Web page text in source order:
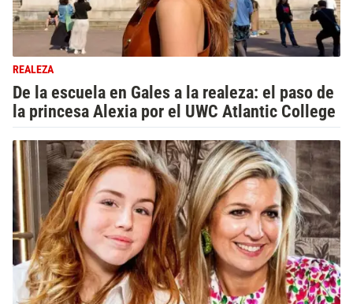
REALEZA
De la escuela en Gales a la realeza: el paso de
la princesa Alexia por el UWC Atlantic College